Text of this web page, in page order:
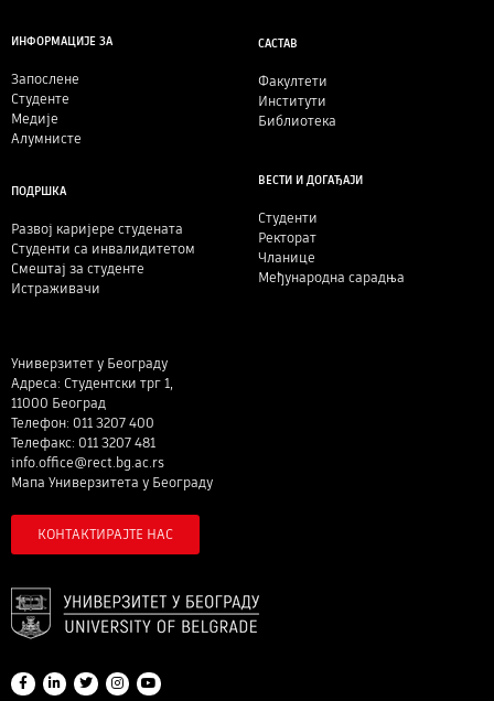
ИНФОРМАЦИЈЕ ЗА
Запослене
Студенте
Медије
Алумнисте
САСТАВ
Факултети
Институти
Библиотека
ПОДРШКА
Развој каријере студената
Студенти са инвалидитетом
Смештај за студенте
Истраживачи
ВЕСТИ И ДОГАЂАЈИ
Студенти
Ректорат
Чланице
Међународна сарадња
Универзитет у Београду
Адреса: Студентски трг 1,
11000 Београд
Телефон: 011 3207 400
Телефакс: 011 3207 481
info.office@rect.bg.ac.rs
Мапа Универзитета у Београду
КОНТАКТИРАЈТЕ НАС